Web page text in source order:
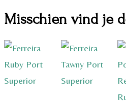
Misschien vind je